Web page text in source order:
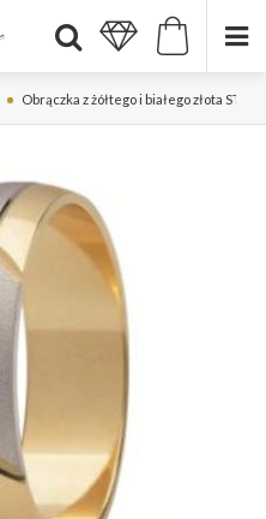
Obrączka z żółtego i białego złota ST-